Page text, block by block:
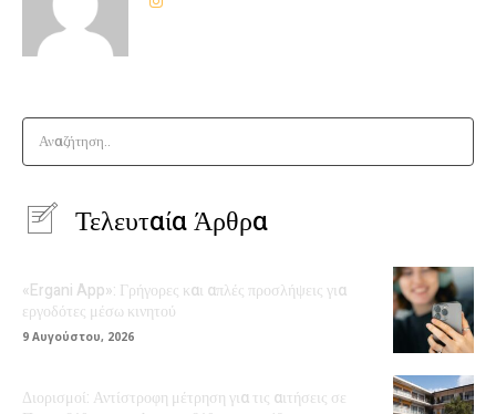
Αναζήτηση..
Τελευταία Άρθρα
«Ergani App»: Γρήγορες και απλές προσλήψεις για
εργοδότες μέσω κινητού
9 Αυγούστου, 2026
Διορισμοί: Αντίστροφη μέτρηση για τις αιτήσεις σε